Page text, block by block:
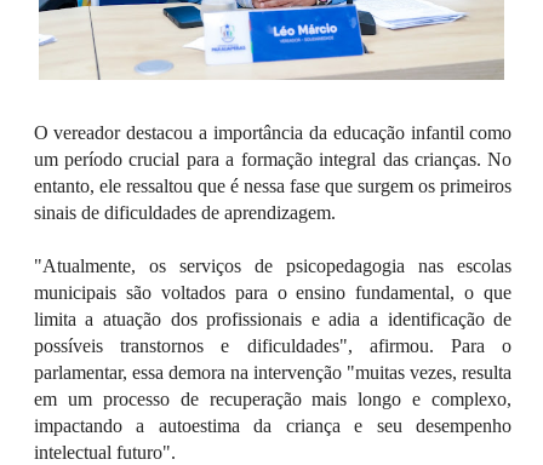
O vereador destacou a importância da educação infantil como
um período crucial para a formação integral das crianças. No
entanto, ele ressaltou que é nessa fase que surgem os primeiros
sinais de dificuldades de aprendizagem.
"Atualmente, os serviços de psicopedagogia nas escolas
municipais são voltados para o ensino fundamental, o que
limita a atuação dos profissionais e adia a identificação de
possíveis transtornos e dificuldades", afirmou. Para o
parlamentar, essa demora na intervenção "muitas vezes, resulta
em um processo de recuperação mais longo e complexo,
impactando a autoestima da criança e seu desempenho
intelectual futuro".